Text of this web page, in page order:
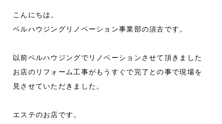
こんにちは。
ベルハウジングリノベーション事業部の須古です。
以前ベルハウジングでリノベーションさせて頂きました
お店のリフォーム工事がもうすぐで完了との事で現場を
見させていただきました。
エステのお店です。